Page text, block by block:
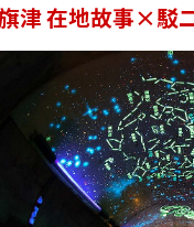
津 在地故事×駁